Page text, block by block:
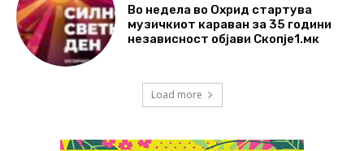
Во недела во Охрид стартува
музичкиот караван за 35 години
независност објави Скопје1.мк
Load more